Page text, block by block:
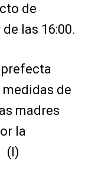
de
las 16:00.
prefecta
de
madres
la
(I)